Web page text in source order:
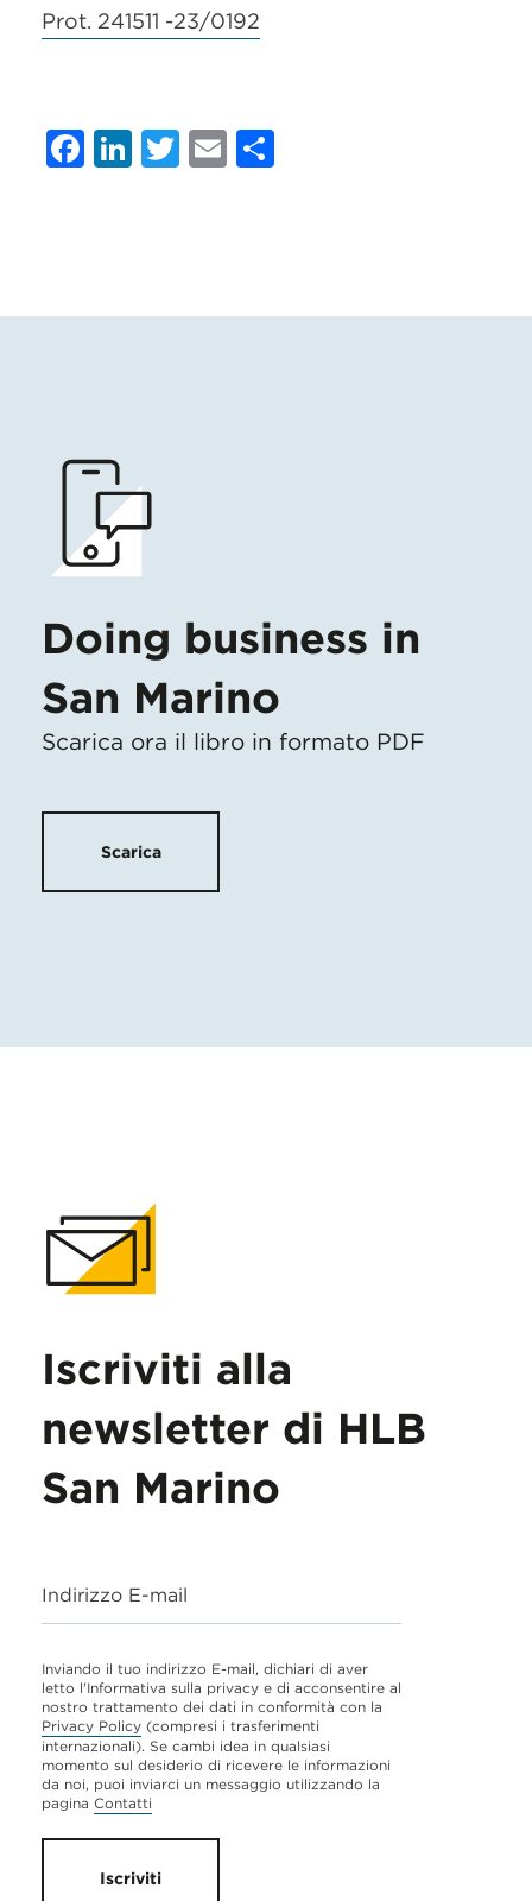
Prot. 241511 -23/0192
Facebook
LinkedIn
Twitter
Email
Doing business in
San Marino
Scarica ora il libro in formato PDF
Scarica
Iscriviti alla
newsletter di HLB
San Marino
Indirizzo E-mail
Inviando il tuo indirizzo E-mail, dichiari di aver
letto l'Informativa sulla privacy e di acconsentire al
nostro trattamento dei dati in conformità con la
Privacy Policy (compresi i trasferimenti
internazionali). Se cambi idea in qualsiasi
momento sul desiderio di ricevere le informazioni
da noi, puoi inviarci un messaggio utilizzando la
pagina Contatti
Iscriviti